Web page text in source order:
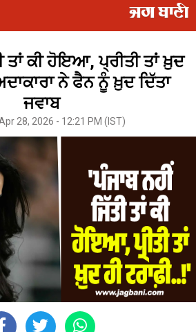
ਤਾਂ ਕੀ ਹੋਇਆ, ਪ੍ਰੀਤੀ ਤਾਂ ਖ਼ੁਦ
ਨੇ ਫੈਨ ਨੂੰ ਖ਼ੁਦ ਦਿੱਤਾ
ਜਵਾਬ
28, 2026 - 12:21 PM (IST)